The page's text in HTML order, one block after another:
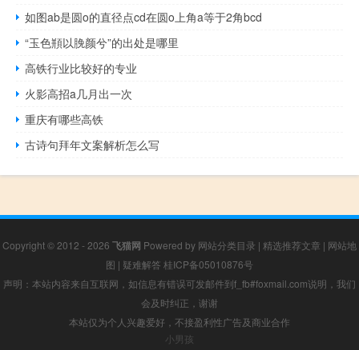
如图ab是圆o的直径点cd在圆o上角a等于2角bcd
“玉色頩以脕颜兮”的出处是哪里
高铁行业比较好的专业
火影高招a几月出一次
重庆有哪些高铁
古诗句拜年文案解析怎么写
Copyright © 2012 - 2026 飞猫网 Powered by 网站分类目录 | 精选推荐文章 | 网站地
图 | 疑难解答 桂ICP备05010876号
声明：本站内容来自互联网，如信息有错误可发邮件到f_fb#foxmail.com说明，我们
会及时纠正，谢谢
本站仅为个人兴趣爱好，不接盈利性广告及商业合作
小男孩